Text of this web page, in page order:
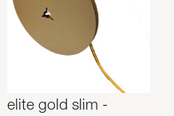
elite gold slim -